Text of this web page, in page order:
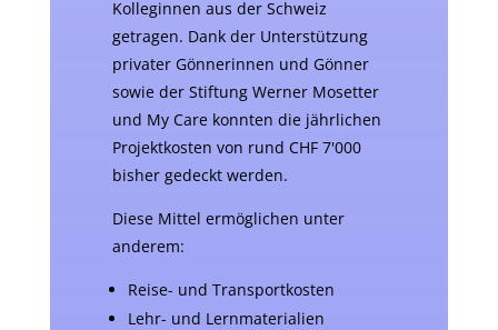
Kolleginnen aus der Schweiz
getragen. Dank der Unterstützung
privater Gönnerinnen und Gönner
sowie der Stiftung Werner Mosetter
und My Care konnten die jährlichen
Projektkosten von rund CHF 7'000
bisher gedeckt werden.
Diese Mittel ermöglichen unter
anderem:
Reise- und Transportkosten
Lehr- und Lernmaterialien